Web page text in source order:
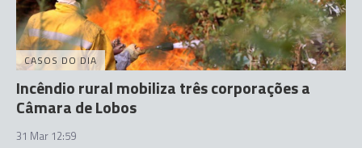
CASOS DO DIA
Incêndio rural mobiliza três corporações a
Câmara de Lobos
31 Mar 12:59